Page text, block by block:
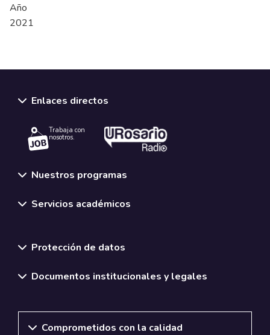
Año
2021
Enlaces directos
Trabaja con
nosotros.
Nuestros programas
Servicios académicos
Protección de datos
Documentos institucionales y legales
Comprometidos con la calidad